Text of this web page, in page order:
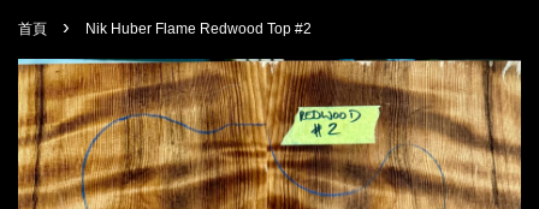
首頁 › Nik Huber Flame Redwood Top #2